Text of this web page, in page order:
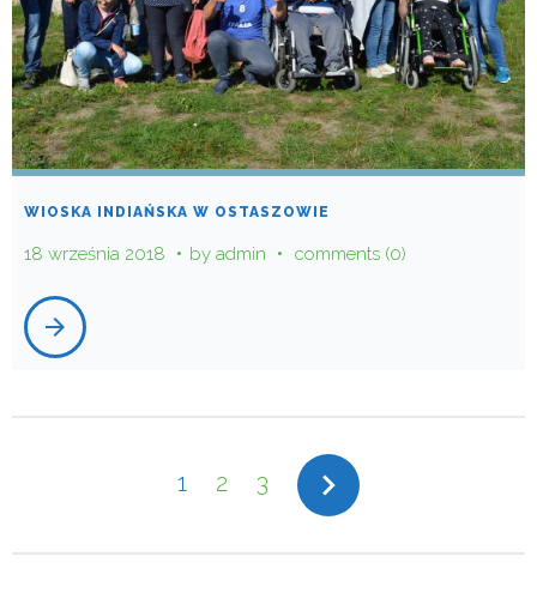
WIOSKA INDIAŃSKA W OSTASZOWIE
18 września 2018 by admin comments (0)
arrow_forward
1 2 3 navigate_next